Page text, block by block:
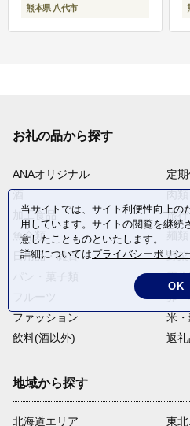
熊本県 八代市
お礼の品から探す
ANAオリジナル
定
加工食品
旅行
魚介類
日用品・雑貨
野菜
電
卵・
ファッション
米
飲料(酒以外)
返
地域から探す
北海道エリア
東
当サイトでは、サイト利便性向上の
用しています。サイトの閲覧を継続
意したことものといたします。
詳細についてはプライバシーポリシ
OK